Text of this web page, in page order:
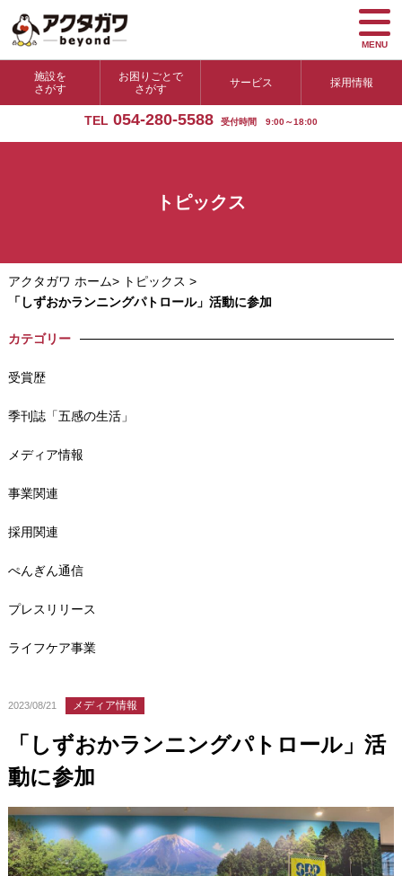
施設を
さがす
お困りごとで
さがす
サービス 採用情報
TEL 054-280-5588 受付時間 9:00～18:00
MENU
トピックス
アクタガワ ホーム> トピックス >
「しずおかランニングパトロール」活動に参加
カテゴリー
受賞歴
季刊誌「五感の生活」
メディア情報
事業関連
採用関連
ぺんぎん通信
プレスリリース
ライフケア事業
2023/08/21 メディア情報
「しずおかランニングパトロール」活
動に参加